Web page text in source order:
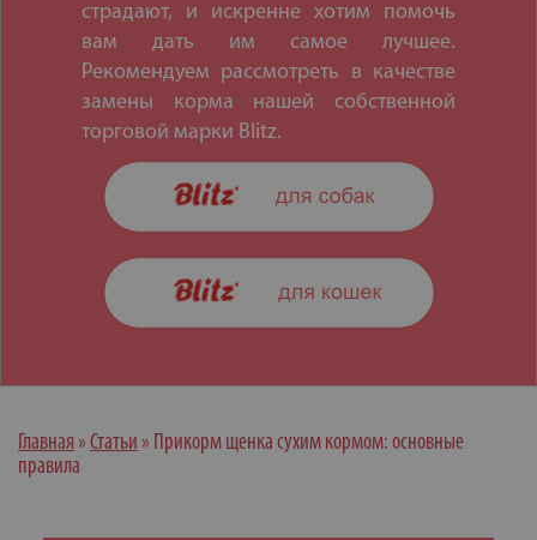
страдают, и искренне хотим помочь
вам дать им самое лучшее.
Рекомендуем рассмотреть в качестве
замены корма нашей собственной
торговой марки Blitz.
Главная » Статьи » Прикорм щенка сухим кормом: основные
правила